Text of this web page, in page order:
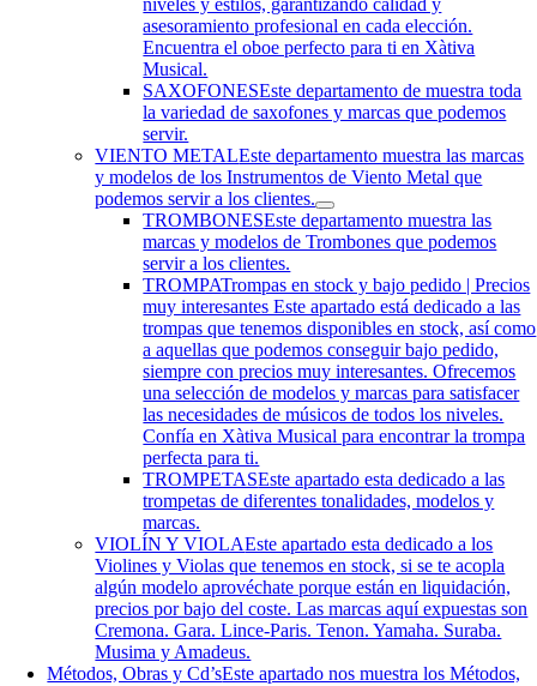
niveles y estilos, garantizando calidad y
asesoramiento profesional en cada elección.
Encuentra el oboe perfecto para ti en Xàtiva
Musical.
SAXOFONESEste departamento de muestra toda
la variedad de saxofones y marcas que podemos
servir.
VIENTO METALEste departamento muestra las marcas
y modelos de los Instrumentos de Viento Metal que
podemos servir a los clientes.
TROMBONESEste departamento muestra las
marcas y modelos de Trombones que podemos
servir a los clientes.
TROMPATrompas en stock y bajo pedido | Precios
muy interesantes Este apartado está dedicado a las
trompas que tenemos disponibles en stock, así como
a aquellas que podemos conseguir bajo pedido,
siempre con precios muy interesantes. Ofrecemos
una selección de modelos y marcas para satisfacer
las necesidades de músicos de todos los niveles.
Confía en Xàtiva Musical para encontrar la trompa
perfecta para ti.
TROMPETASEste apartado esta dedicado a las
trompetas de diferentes tonalidades, modelos y
marcas.
VIOLÍN Y VIOLAEste apartado esta dedicado a los
Violines y Violas que tenemos en stock, si se te acopla
algún modelo aprovéchate porque están en liquidación,
precios por bajo del coste. Las marcas aquí expuestas son
Cremona. Gara. Lince-Paris. Tenon. Yamaha. Suraba.
Musima y Amadeus.
Métodos, Obras y Cd’sEste apartado nos muestra los Métodos,